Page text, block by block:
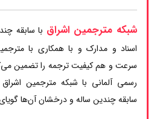
شبکه مترجمین اشراق با سابقه
اسناد و مدارک و با همکاری با
سرعت و هم کیفیت ترجمه را تضمین
رسمی آلمانی با شبکه مترجمین اشراق
سابقه چندین ساله و درخشان آن‌ها